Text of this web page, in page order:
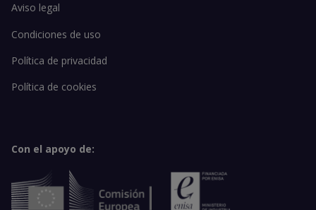
Aviso legal
Condiciones de uso
Política de privacidad
Política de cookies
Con el apoyo de: